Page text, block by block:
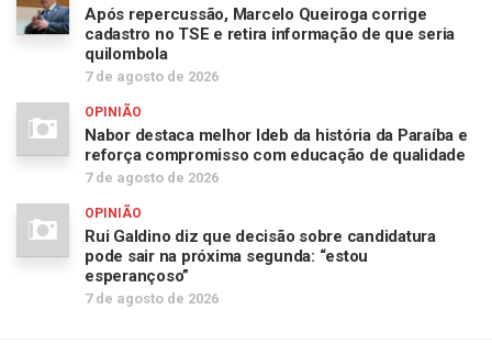
Após repercussão, Marcelo Queiroga corrige
cadastro no TSE e retira informação de que seria
quilombola
7 de agosto de 2026
OPINIÃO
Nabor destaca melhor Ideb da história da Paraíba e
reforça compromisso com educação de qualidade
7 de agosto de 2026
OPINIÃO
Rui Galdino diz que decisão sobre candidatura
pode sair na próxima segunda: “estou
esperançoso”
7 de agosto de 2026